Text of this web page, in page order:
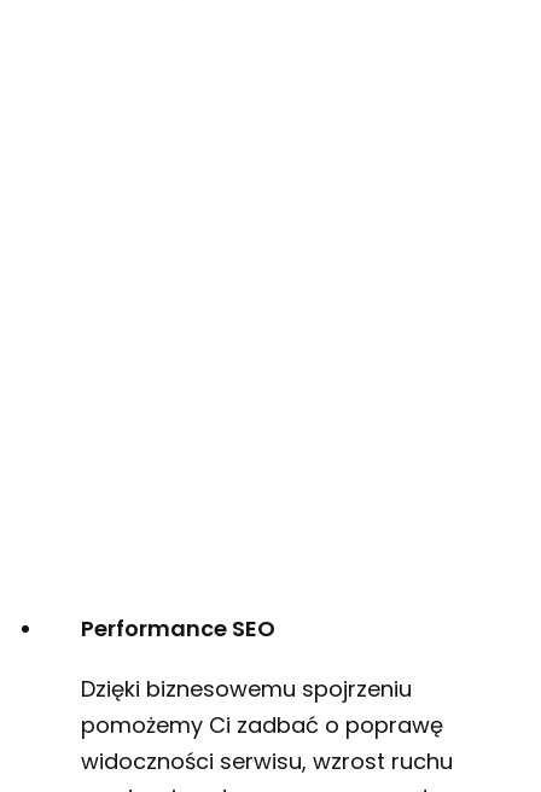
Performance SEO
Dzięki biznesowemu spojrzeniu
pomożemy Ci zadbać o poprawę
widoczności serwisu, wzrost ruchu